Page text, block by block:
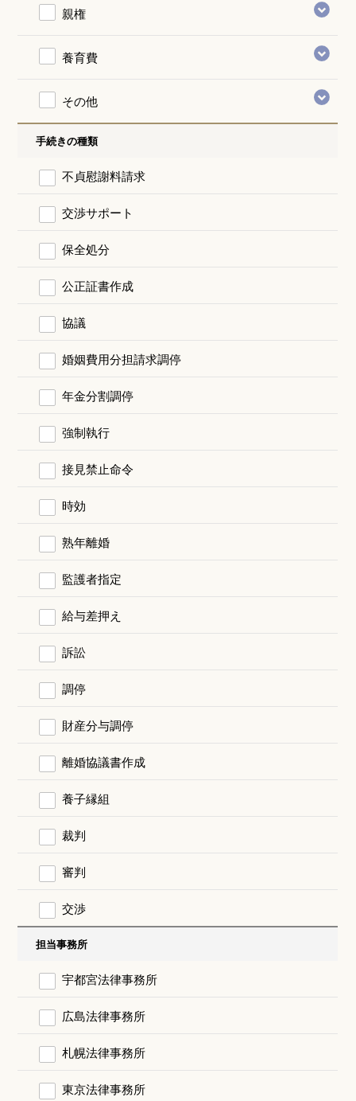
親権
養育費
その他
手続きの種類
不貞慰謝料請求
交渉サポート
保全処分
公正証書作成
協議
婚姻費用分担請求調停
年金分割調停
強制執行
接見禁止命令
時効
熟年離婚
監護者指定
給与差押え
訴訟
調停
財産分与調停
離婚協議書作成
養子縁組
裁判
審判
交渉
担当事務所
宇都宮法律事務所
広島法律事務所
札幌法律事務所
東京法律事務所